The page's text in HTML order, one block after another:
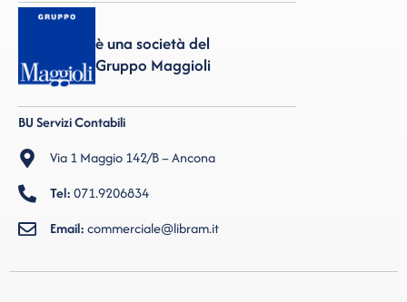
è una società del
Gruppo Maggioli
BU Servizi Contabili
Via 1 Maggio 142/B – Ancona
Tel:071.9206834
Email:commerciale@libram.it